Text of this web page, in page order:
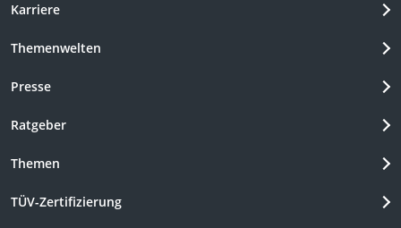
Karriere
Themenwelten
Presse
Ratgeber
Themen
TÜV-Zertifizierung